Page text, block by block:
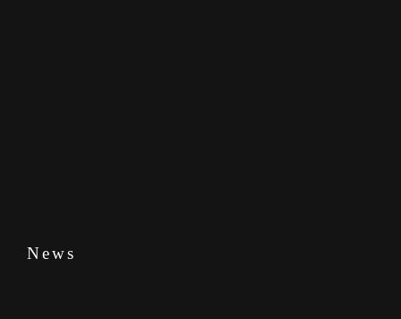
News